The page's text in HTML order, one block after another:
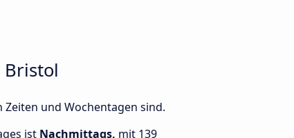
und Wochentagen sind.
ist Nachmittags, mit 139